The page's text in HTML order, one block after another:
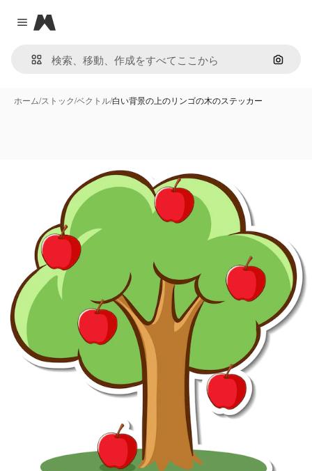
Close menu
Magnific
画像で
ホーム/ストック/ベクトル/白い背景の上のリンゴの木のステッカー